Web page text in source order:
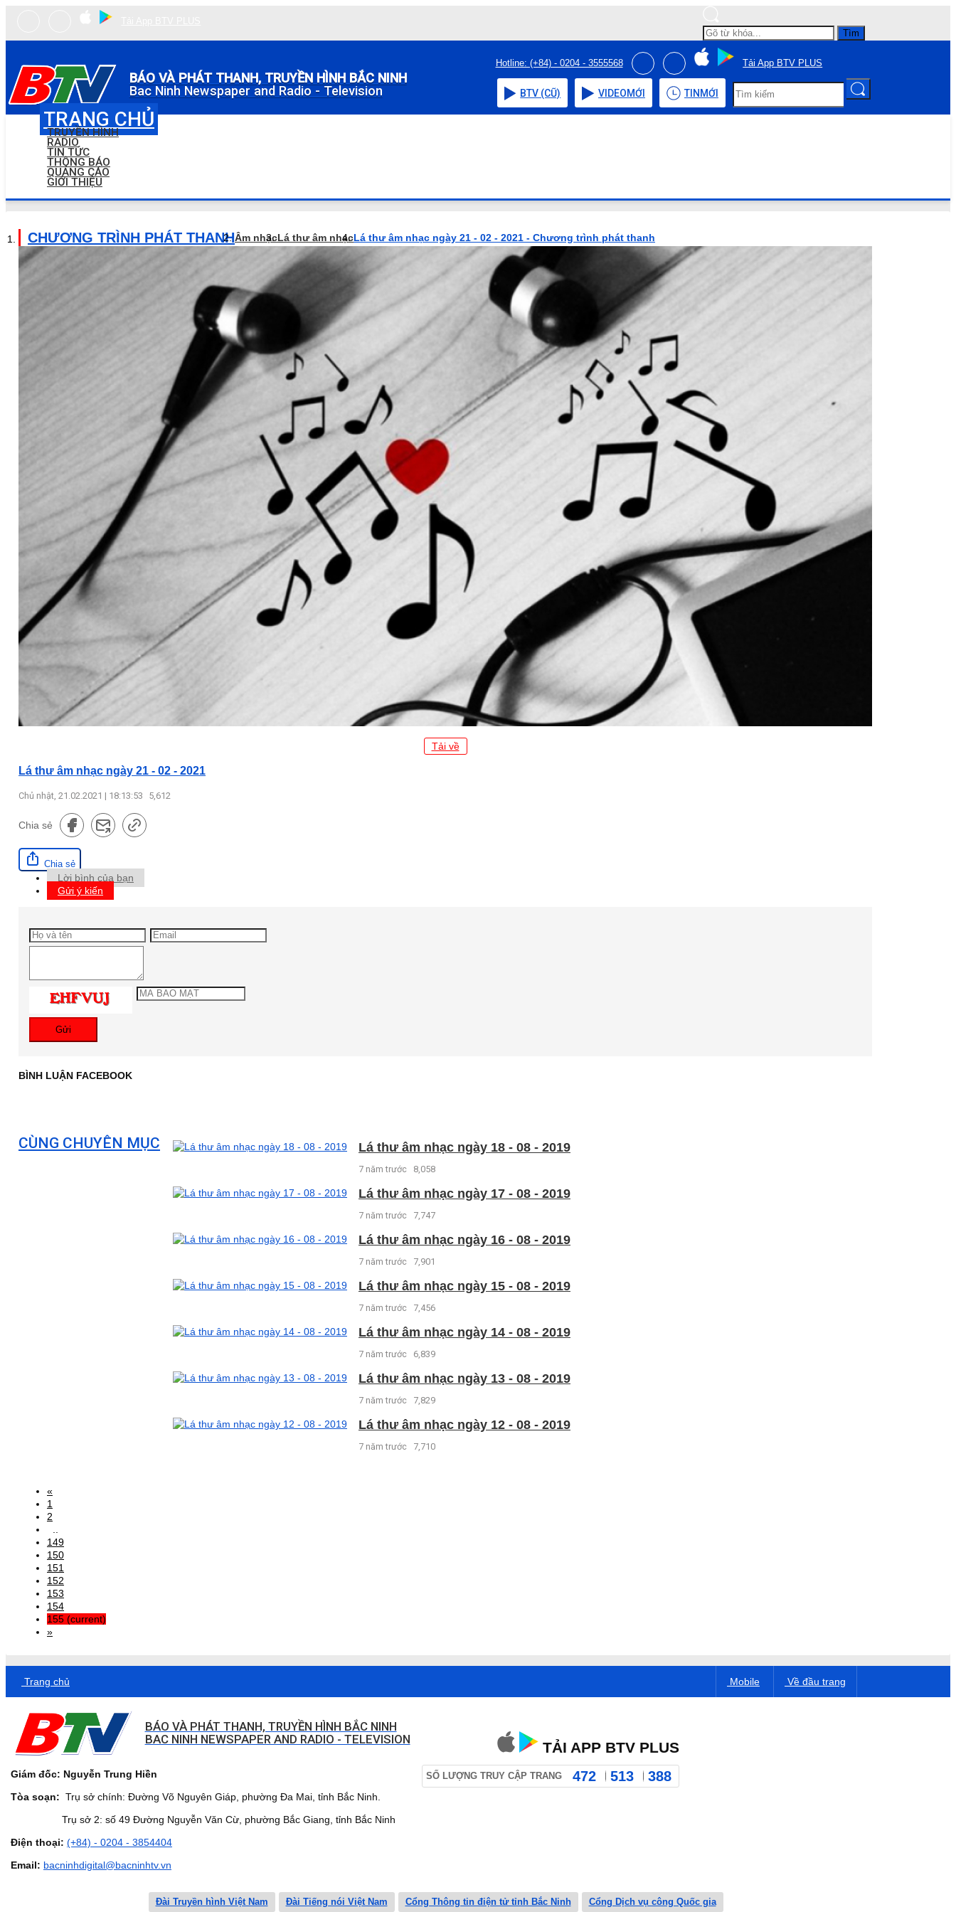
Tìm
BÁO VÀ PHÁT THANH, TRUYỀN HÌNH BẮC NINH
Bac Ninh Newspaper and Radio - Television
Hotline: (+84) - 0204 - 3555568 Tải App BTV PLUS
BTV (CŨ) VIDEOMỚI TIN MỚI
TRANG CHỦ
TRUYỀN HÌNH
RADIO
TIN TỨC
THÔNG BÁO
QUẢNG CÁO
GIỚI THIỆU
CHƯƠNG TRÌNH PHÁT THANHÂm nhạcLá thư âm nhạcLá thư âm nhạc ngày 21 - 02 - 2021 - Chương trình phát thanh
Tải về
Lá thư âm nhạc ngày 21 - 02 - 2021
Chủ nhật, 21.02.2021 | 18:13:53 5,612
Chia sẻ
Chia sẻ
Lời bình của bạn
Gửi ý kiến
Gửi
BÌNH LUẬN FACEBOOK
CÙNG CHUYÊN MỤC Lá thư âm nhạc ngày 18 - 08 - 2019
7 năm trước 8,058
Lá thư âm nhạc ngày 17 - 08 - 2019
7 năm trước 7,747
Lá thư âm nhạc ngày 16 - 08 - 2019
7 năm trước 7,901
Lá thư âm nhạc ngày 15 - 08 - 2019
7 năm trước 7,456
Lá thư âm nhạc ngày 14 - 08 - 2019
7 năm trước 6,839
Lá thư âm nhạc ngày 13 - 08 - 2019
7 năm trước 7,829
Lá thư âm nhạc ngày 12 - 08 - 2019
7 năm trước 7,710
«
1
2
149
150
151
152
153
154
155 (current)
»
Trang chủ Mobile Về đầu trang
BÁO VÀ PHÁT THANH, TRUYỀN HÌNH BẮC NINH
BAC NINH NEWSPAPER AND RADIO - TELEVISION
Giám đốc: Nguyễn Trung Hiền
Tòa soạn: Trụ sở chính: Đường Võ Nguyên Giáp, phường Đa Mai, tỉnh Bắc Ninh.
Trụ sở 2: số 49 Đường Nguyễn Văn Cừ, phường Bắc Giang, tỉnh Bắc Ninh
Điện thoại: (+84) - 0204 - 3854404
Email: bacninhdigital@bacninhtv.vn
TẢI APP BTV PLUS
472 513 388
SỐ LƯỢNG TRUY CẬP TRANG
Đài Truyền hình Việt Nam Đài Tiếng nói Việt Nam Cổng Thông tin điện tử tỉnh Bắc Ninh Cổng Dịch vụ công Quốc gia